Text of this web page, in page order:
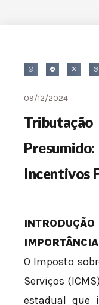
09/12/2024
Incentivos
O Imposto
Serviços
estadual que